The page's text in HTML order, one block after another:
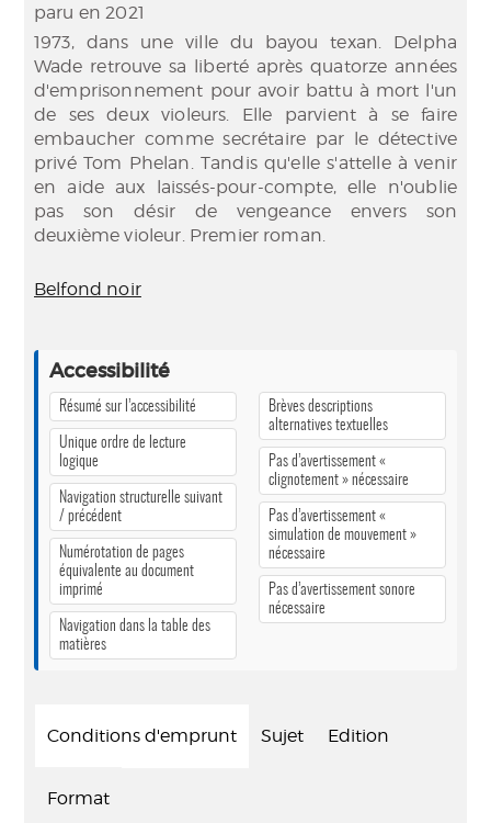
paru en 2021
1973, dans une ville du bayou texan. Delpha
Wade retrouve sa liberté après quatorze années
d'emprisonnement pour avoir battu à mort l'un
de ses deux violeurs. Elle parvient à se faire
embaucher comme secrétaire par le détective
privé Tom Phelan. Tandis qu'elle s'attelle à venir
en aide aux laissés-pour-compte, elle n'oublie
pas son désir de vengeance envers son
deuxième violeur. Premier roman.
Belfond noir
Accessibilité
Résumé sur l’accessibilité
Unique ordre de lecture
logique
Navigation structurelle suivant
/ précédent
Numérotation de pages
équivalente au document
imprimé
Navigation dans la table des
matières
Brèves descriptions
alternatives textuelles
Pas d’avertissement «
clignotement » nécessaire
Pas d’avertissement «
simulation de mouvement »
nécessaire
Pas d’avertissement sonore
nécessaire
Conditions d'emprunt Sujet Edition
Format